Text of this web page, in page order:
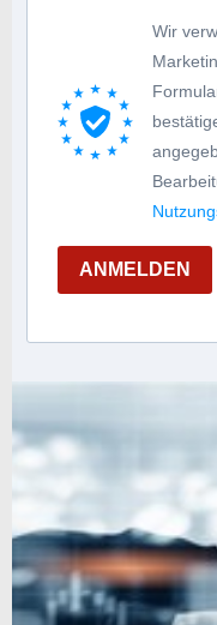
Wir
ANMELDEN